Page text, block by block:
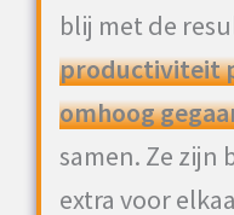
blij met de
productiviteit
omhoog
samen. Ze zijn
extra voor